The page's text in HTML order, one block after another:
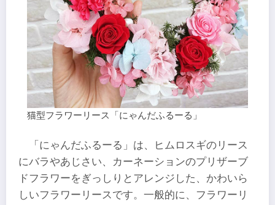
猫型フラワーリース「にゃんだふるーる」
「にゃんだふるーる」は、ヒムロスギのリース
にバラやあじさい、カーネーションのプリザーブ
ドフラワーをぎっしりとアレンジした、かわいら
しいフラワーリースです。一般的に、フラワーリ